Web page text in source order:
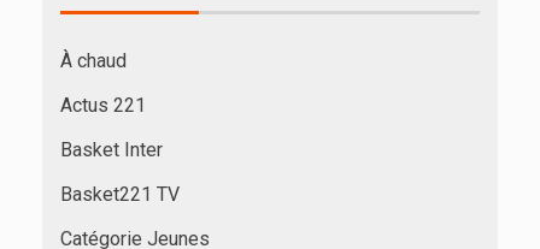
À chaud
Actus 221
Basket Inter
Basket221 TV
Catégorie Jeunes